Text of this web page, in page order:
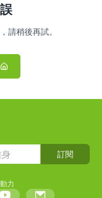
請稍後再試。
訂閱
力